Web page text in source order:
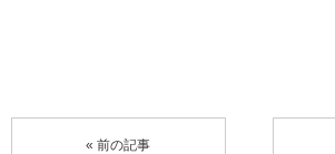
« 前の記事